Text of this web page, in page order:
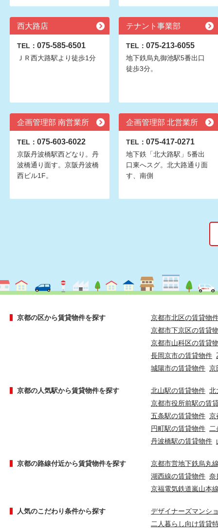
西大路店
TEL： 075-585-6501
ＪＲ西大路駅より徒歩1分
テナント事業部
TEL： 075-213-6055
地下鉄烏丸御池駅5番出口
徒歩3分。
企画管理部 南営業所
TEL： 075-603-6022
京阪丹波橋駅西どなり。丹
波橋通り面す。京阪丹波橋
西ビル1F。
企画管理部 北営業所
TEL： 075-417-0271
地下鉄「北大路駅」5番出
口東へスグ。北大路通り面
す、南側
京都の区から賃貸物件を探す
京都市北区の賃貸物
京都市下京区の賃貸
京都市山科区の賃貸
長岡京市の賃貸物件
城陽市の賃貸物件 京
京都の人気駅から賃貸物件を探す 北山駅の賃貸物件 北
京都市役所前駅の賃
五条駅の賃貸物件 京
円町駅の賃貸物件
丹波橋駅の賃貸物件
京都の路線付近から賃貸物件を探す
京都市営地下鉄烏丸
湖西線の賃貸物件 奈
京福電気鉄道嵐山本
人気のこだわり条件から探す
デザイナーズマンシ
二人暮らし向け賃貸